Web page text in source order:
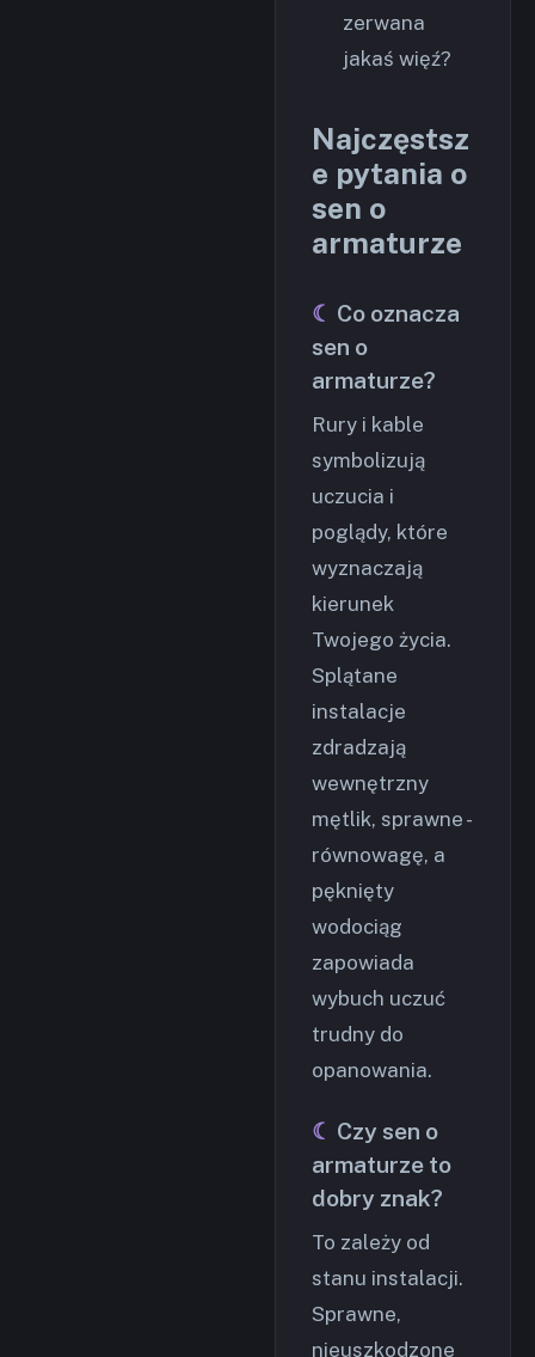
zerwana
jakaś więź?
Najczęstsz
e pytania o
sen o
armaturze
Co oznacza
sen o
armaturze?
Rury i kable
symbolizują
uczucia i
poglądy, które
wyznaczają
kierunek
Twojego życia.
Splątane
instalacje
zdradzają
wewnętrzny
mętlik, sprawne -
równowagę, a
pęknięty
wodociąg
zapowiada
wybuch uczuć
trudny do
opanowania.
Czy sen o
armaturze to
dobry znak?
To zależy od
stanu instalacji.
Sprawne,
nieuszkodzone